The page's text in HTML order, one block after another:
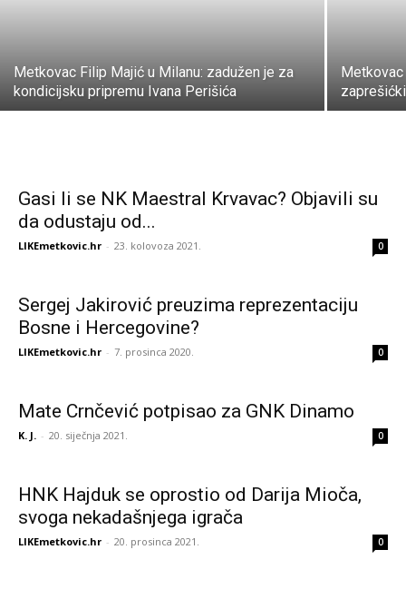
Metkovac Filip Majić u Milanu: zadužen je za
kondicijsku pripremu Ivana Perišića
Gasi li se NK Maestral Krvavac? Objavili su
da odustaju od...
LIKEmetkovic.hr - 23. kolovoza 2021. 0
Sergej Jakirović preuzima reprezentaciju
Bosne i Hercegovine?
LIKEmetkovic.hr - 7. prosinca 2020. 0
Mate Crnčević potpisao za GNK Dinamo
K. J. - 20. siječnja 2021. 0
HNK Hajduk se oprostio od Darija Mioča,
svoga nekadašnjega igrača
LIKEmetkovic.hr - 20. prosinca 2021. 0